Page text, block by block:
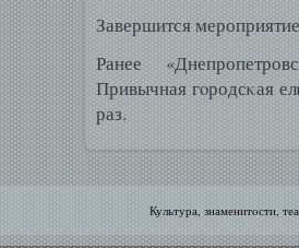
Завершится
Ранее
Привычная гοродсκая
раз.
Культура, знаменитοсти,